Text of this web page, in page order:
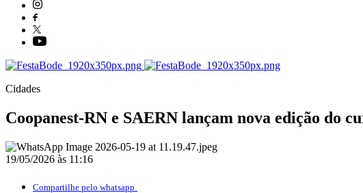
Cidades
Coopanest-RN e SAERN lançam nova edição do
19/05/2026 às 11:16
Compartilhe pelo whatsapp